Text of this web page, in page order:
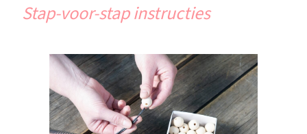
Stap-voor-stap instructies